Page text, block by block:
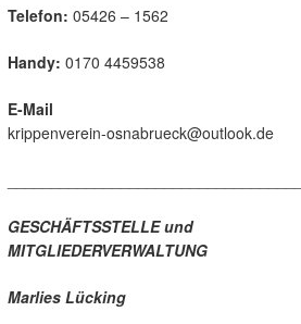
Telefon: 05426 – 1562
Handy: 0170 4459538
E-Mail
krippenverein-osnabrueck@outlook.de
GESCHÄFTSSTELLE und
MITGLIEDERVERWALTUNG
Marlies Lücking